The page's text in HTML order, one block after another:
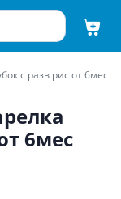
с разв рис от 6мес
6мес